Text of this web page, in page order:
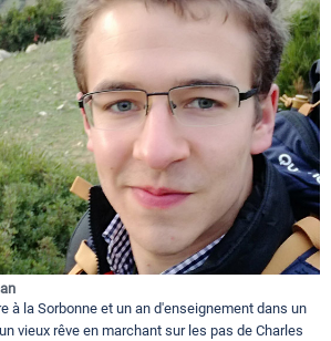
à la Sorbonne et un an d'enseignement dans un
vieux rêve en marchant sur les pas de Charles